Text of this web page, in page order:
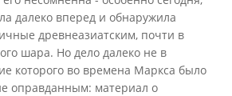
далеко вперед и обнаружила
древнеазиатским, почти в
шара. Но дело далеко не в
которого во времена Маркса было
оправданным: материал о